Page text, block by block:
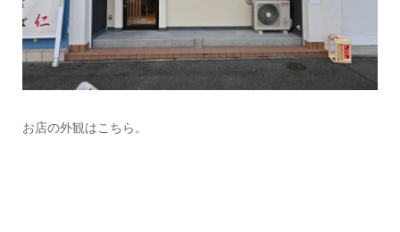
お店の外観はこちら。